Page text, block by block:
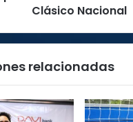
Clásico Nacional
relacionadas